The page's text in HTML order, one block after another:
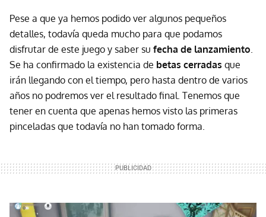
Pese a que ya hemos podido ver algunos pequeños
detalles, todavía queda mucho para que podamos
disfrutar de este juego y saber su fecha de lanzamiento
Se ha confirmado la existencia de betas cerradas que
irán llegando con el tiempo, pero hasta dentro de varios
años no podremos ver el resultado final. Tenemos que
tener en cuenta que apenas hemos visto las primeras
pinceladas que todavía no han tomado forma.